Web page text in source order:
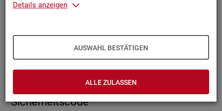
Details anzeigen
AUSWAHL BESTÄTIGEN
ALLE ZULASSEN
Si­cher­heits­code